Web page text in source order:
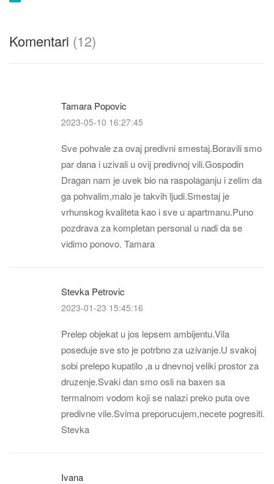
Komentari (12)
Tamara Popovic
2023-05-10 16:27:45
Sve pohvale za ovaj predivni smestaj.Boravili smo
par dana i uzivali u ovij predivnoj vili.Gospodin
Dragan nam je uvek bio na raspolaganju i zelim da
ga pohvalim,malo je takvih ljudi.Smestaj je
vrhunskog kvaliteta kao i sve u apartmanu.Puno
pozdrava za kompletan personal u nadi da se
vidimo ponovo. Tamara
Stevka Petrovic
2023-01-23 15:45:16
Prelep objekat u jos lepsem ambijentu.Vila
poseduje sve sto je potrbno za uzivanje.U svakoj
sobi prelepo kupatilo ,a u dnevnoj veliki prostor za
druzenje.Svaki dan smo osli na baxen sa
termalnom vodom koji se nalazi preko puta ove
predivne vile.Svima preporucujem,necete pogresiti.
Stevka
Ivana